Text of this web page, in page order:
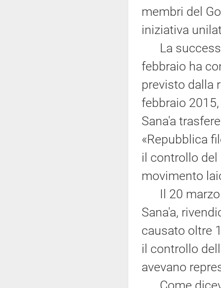
membri del
iniziativa
La
febbraio ha
previsto dalla
febbraio
Sana'a
«Repubblica
il controllo
movimento
Il 20 marzo
Sana'a,
causato oltre
il controllo
avevano
Come